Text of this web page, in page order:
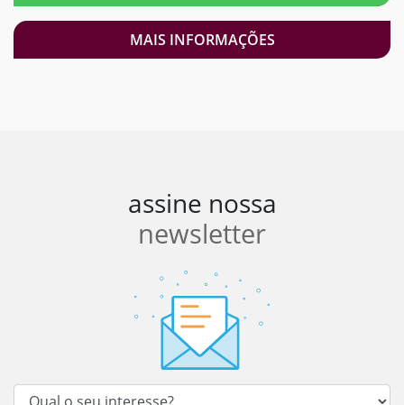
MAIS INFORMAÇÕES
assine nossa
newsletter